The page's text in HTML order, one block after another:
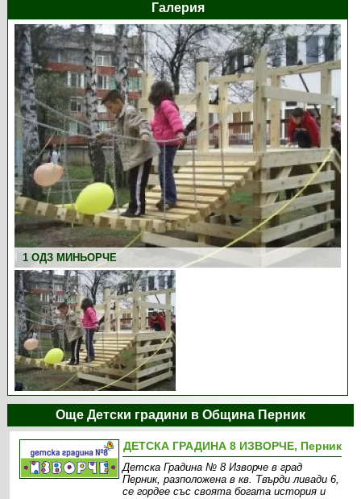
Галерия
1 ОДЗ МИНЬОРЧЕ
Още Детски градини в Община Перник
ДЕТСКА ГРАДИНА 8 ИЗВОРЧЕ, Перник
Детска Градина № 8 Изворче в град
Перник, разположена в кв. Твърди ливади 6,
се гордее със своята богата история и